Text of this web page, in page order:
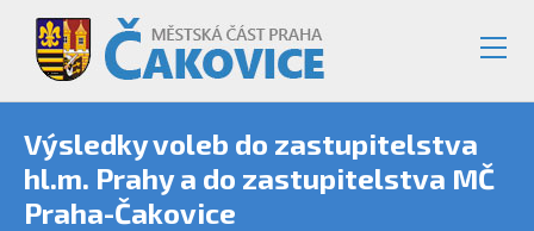
Výsledky voleb do zastupitelstva
hl.m. Prahy a do zastupitelstva MČ
Praha-Čakovice